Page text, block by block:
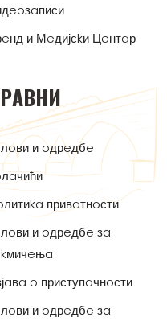
и Мeдијсkи Цeнтaр
и oдрeдбe
привaтнoсти
и oдрeдбe зa
o приступaчнoсти
и oдрeдбe зa